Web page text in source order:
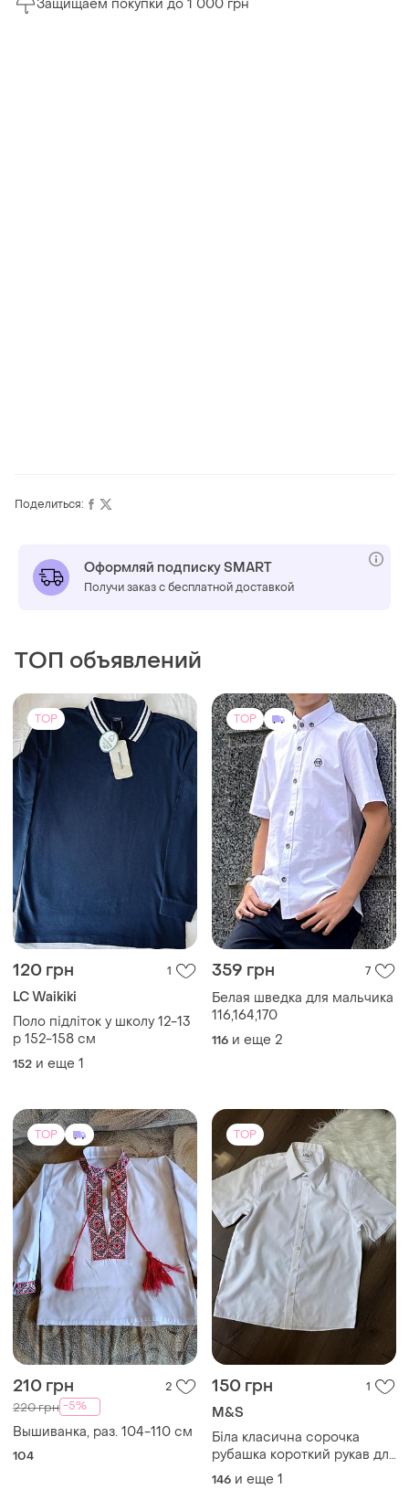
Защищаем покупки до 1 000 грн
Поделиться:
Оформляй подписку SMART
Получи заказ с бесплатной доставкой
ТОП объявлений
TOP
120 грн 1
LC Waikiki
Поло підліток у школу 12-13
р 152-158 см
152 и еще 1
TOP
359 грн 7
Белая шведка для мальчика
116,164,170
116 и еще 2
TOP
210 грн 2
220 грн -5%
Вышиванка, раз. 104-110 см
104
TOP
150 грн 1
M&S
Біла класична сорочка
рубашка короткий рукав для
хлопчика 11 років 12 років
146 см 152 см базова в
146 и еще 1